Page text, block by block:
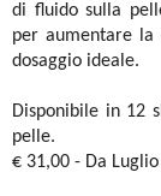
di fluido sulla
per aumentare la
dosaggio ideale.
Disponibile in 12
pelle.
€ 31,00 - Da